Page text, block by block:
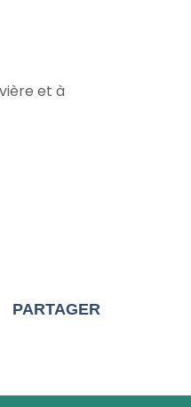
et à
PARTAGER